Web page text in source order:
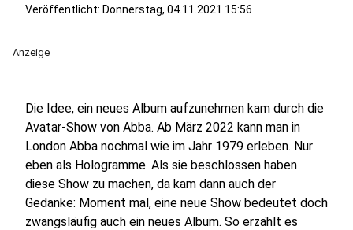
Veröffentlicht: Donnerstag, 04.11.2021 15:56
Anzeige
Die Idee, ein neues Album aufzunehmen kam durch die
Avatar-Show von Abba. Ab März 2022 kann man in
London Abba nochmal wie im Jahr 1979 erleben. Nur
eben als Hologramme. Als sie beschlossen haben
diese Show zu machen, da kam dann auch der
Gedanke: Moment mal, eine neue Show bedeutet doch
zwangsläufig auch ein neues Album. So erzählt es